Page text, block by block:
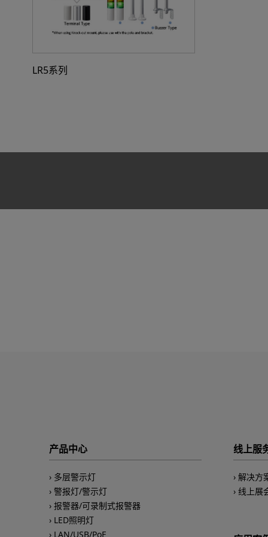
LR5系列
产品中心
多层警示灯
警报灯/警示灯
报警器/可录制式报警器
LED照明灯
LAN/USB/PoE
线上服
解决方
线上展